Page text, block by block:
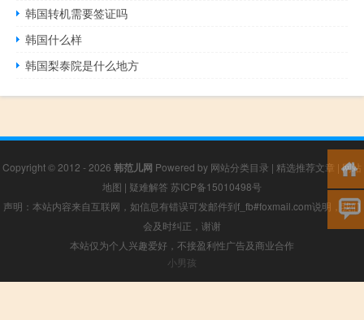
韩国转机需要签证吗
韩国什么样
韩国梨泰院是什么地方
Copyright © 2012 - 2026 韩范儿网 Powered by 网站分类目录 | 精选推荐文章 |网站
地图 | 疑难解答 苏ICP备15010498号
声明：本站内容来自互联网，如信息有错误可发邮件到f_fb#foxmail.com说明，我们
会及时纠正，谢谢
本站仅为个人兴趣爱好，不接盈利性广告及商业合作
小男孩